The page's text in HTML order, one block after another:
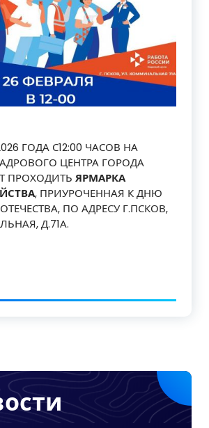
ГОДА С12:00 ЧАСОВ НА
ЦЕНТРА ГОРОДА
ПРОХОДИТЬ ЯРМАРКА
, ПРИУРОЧЕННАЯ К ДНЮ
ПО АДРЕСУ Г.ПСКОВ,
Д.71А.